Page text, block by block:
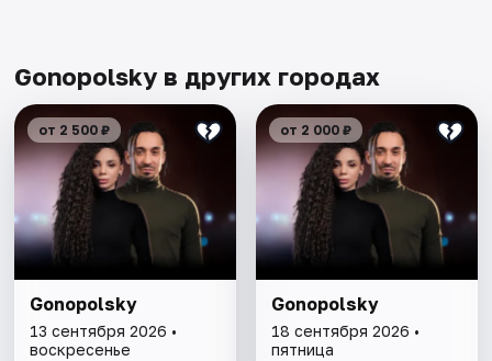
Gonopolsky в других городах
от 2 500 ₽
Gonopolsky
13 сентября 2026 •
воскресенье
от 2 000 ₽
Gonopolsky
18 сентября 2026 •
пятница